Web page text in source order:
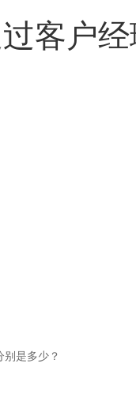
客户
别是多少？​